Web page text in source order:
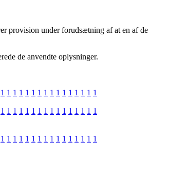
provision under forudsætning af at en af de
de anvendte oplysninger.
1 1 1 1 1 1 1 1 1 1 1 1 1 1 1 1
1 1 1 1 1 1 1 1 1 1 1 1 1 1 1 1
1 1 1 1 1 1 1 1 1 1 1 1 1 1 1 1